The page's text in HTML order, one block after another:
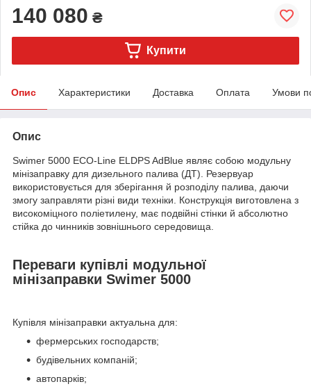
140 080 ₴
Купити
Опис Характеристики Доставка Оплата Умови
Опис
Swimer 5000 ECO-Line ELDPS AdBlue являє собою модульну
мінізаправку для дизельного палива (ДТ). Резервуар
використовується для зберігання й розподілу палива, даючи
змогу заправляти різні види техніки. Конструкція виготовлена з
високоміцного поліетилену, має подвійні стінки й абсолютно
стійка до чинників зовнішнього середовища.
Переваги купівлі модульної
мінізаправки Swimer 5000
Купівля мінізаправки актуальна для:
фермерських господарств;
будівельних компаній;
автопарків;